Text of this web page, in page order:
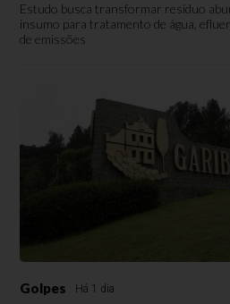
Estudo busca transformar resíduo
insumo para tratamento de água,
de emissões
Golpes Há 1 dia